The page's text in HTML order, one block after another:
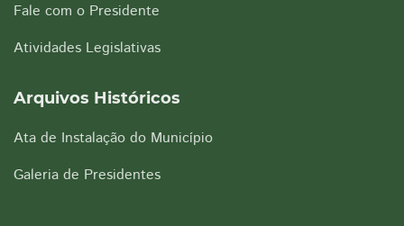
Fale com o Presidente
Atividades Legislativas
Arquivos Históricos
Ata de Instalação do Município
Galeria de Presidentes